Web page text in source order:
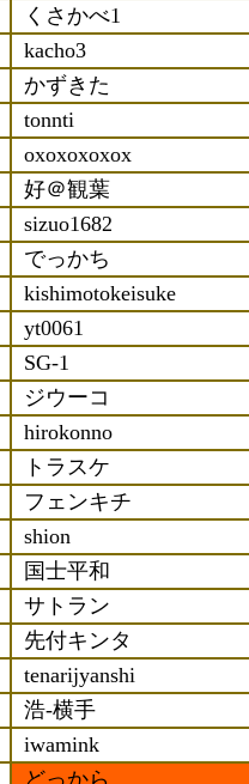
くさかべ1
kacho3
かずきた
tonnti
oxoxoxoxox
好＠観葉
sizuo1682
でっかち
kishimotokeisuke
yt0061
SG-1
ジウーコ
hirokonno
トラスケ
フェンキチ
shion
国士平和
サトラン
先付キンタ
tenarijyanshi
浩-横手
iwamink
どっから